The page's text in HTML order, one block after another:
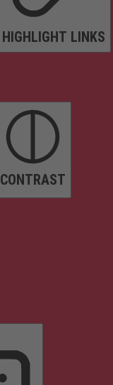
HIGHLIGHT LINKS
CONTRAST